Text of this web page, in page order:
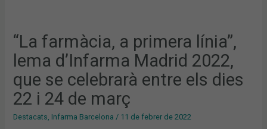
“La farmàcia, a primera línia”,
lema d’Infarma Madrid 2022,
que se celebrarà entre els dies
22 i 24 de març
Destacats, Infarma Barcelona / 11 de febrer de 2022